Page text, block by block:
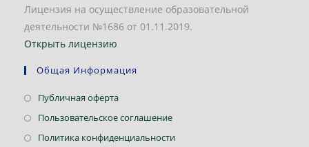
Лицензия на осуществление образовательной
деятельности №1686 от 01.11.2019.
Открыть лицензию
Общая Информация
Публичная офертаОткроется
в
Пользовательское соглашениеОткроется
в
Политика конфиденциальностиОткроется